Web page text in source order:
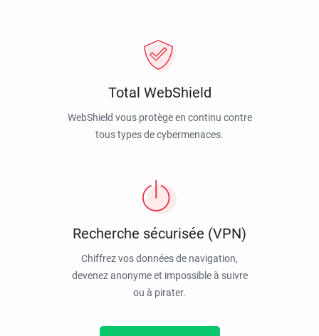
Total WebShield
WebShield vous protège en continu contre
tous types de cybermenaces.
Recherche sécurisée (VPN)
Chiffrez vos données de navigation,
devenez anonyme et impossible à suivre
ou à pirater.